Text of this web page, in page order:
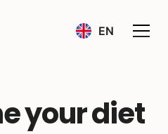
EN
your diet